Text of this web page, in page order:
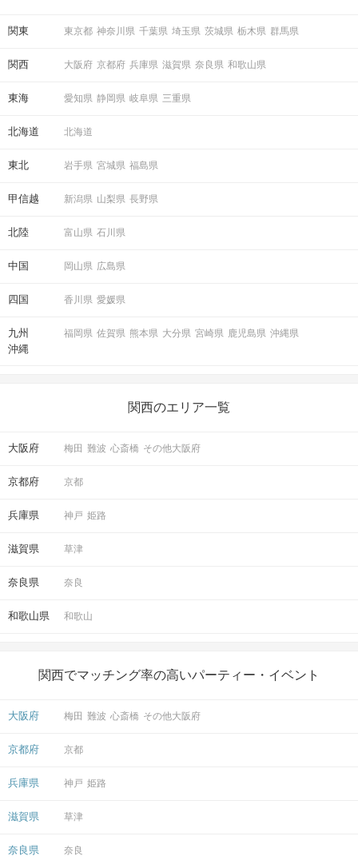
関東 東京都 神奈川県 千葉県 埼玉県 茨城県 栃木県 群馬県
関西 大阪府 京都府 兵庫県 滋賀県 奈良県 和歌山県
東海 愛知県 静岡県 岐阜県 三重県
北海道 北海道
東北 岩手県 宮城県 福島県
甲信越 新潟県 山梨県 長野県
北陸 富山県 石川県
中国 岡山県 広島県
四国 香川県 愛媛県
九州
沖縄
福岡県 佐賀県 熊本県 大分県 宮崎県 鹿児島県 沖縄県
関西のエリア一覧
大阪府 梅田 難波 心斎橋 その他大阪府
京都府 京都
兵庫県 神戸 姫路
滋賀県 草津
奈良県 奈良
和歌山県 和歌山
関西でマッチング率の高いパーティー・イベント
大阪府 梅田 難波 心斎橋 その他大阪府
京都府 京都
兵庫県 神戸 姫路
滋賀県 草津
奈良県 奈良